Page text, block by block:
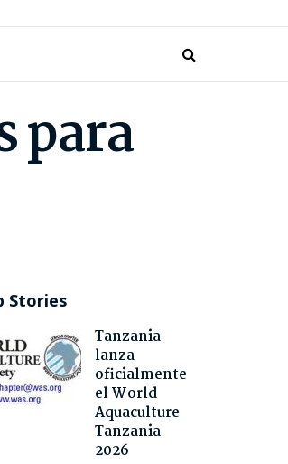
para
Stories
Tanzania
lanza
oficialmente
el World
Aquaculture
Tanzania
2026